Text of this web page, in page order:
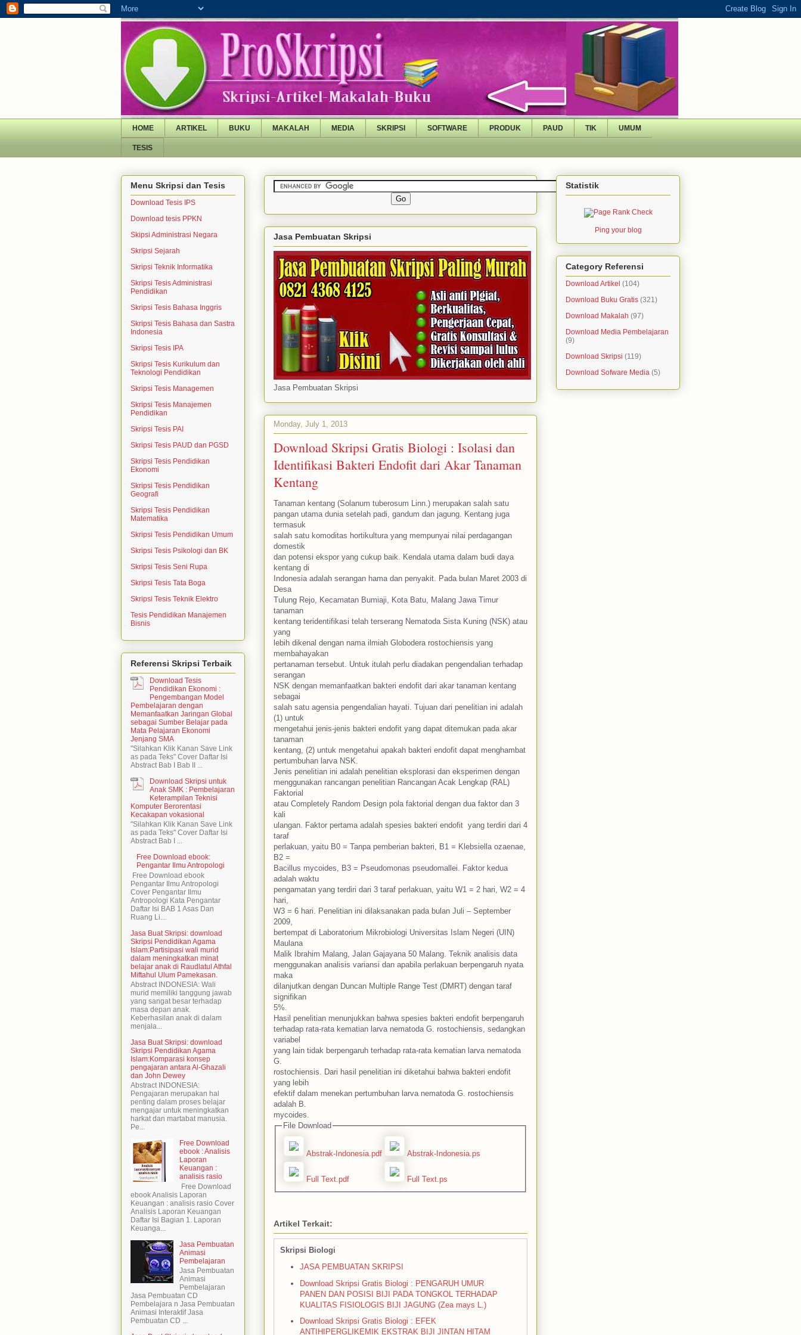
HOME ARTIKEL BUKU MAKALAH MEDIA SKRIPSI SOFTWARE PRODUK PAUD TIK UMUM
TESIS
Jasa Pembuatan Skripsi
Jasa Pembuatan Skripsi
Monday, July 1, 2013
Download Skripsi Gratis Biologi : Isolasi dan
Identifikasi Bakteri Endofit dari Akar Tanaman
Kentang
Tanaman kentang (Solanum tuberosum Linn.) merupakan salah satu
pangan utama dunia setelah padi, gandum dan jagung. Kentang juga
termasuk
salah satu komoditas hortikultura yang mempunyai nilai perdagangan
domestik
dan potensi ekspor yang cukup baik. Kendala utama dalam budi daya
kentang di
Indonesia adalah serangan hama dan penyakit. Pada bulan Maret 2003 di
Desa
Tulung Rejo, Kecamatan Bumiaji, Kota Batu, Malang Jawa Timur
tanaman
kentang teridentifikasi telah terserang Nematoda Sista Kuning (NSK) atau
yang
lebih dikenal dengan nama ilmiah Globodera rostochiensis yang
membahayakan
pertanaman tersebut. Untuk itulah perlu diadakan pengendalian terhadap
serangan
NSK dengan memanfaatkan bakteri endofit dari akar tanaman kentang
sebagai
salah satu agensia pengendalian hayati. Tujuan dari penelitian ini adalah
(1) untuk
mengetahui jenis-jenis bakteri endofit yang dapat ditemukan pada akar
tanaman
kentang, (2) untuk mengetahui apakah bakteri endofit dapat menghambat
pertumbuhan larva NSK.
Jenis penelitian ini adalah penelitian eksplorasi dan eksperimen dengan
menggunakan rancangan penelitian Rancangan Acak Lengkap (RAL)
Faktorial
atau Completely Random Design pola faktorial dengan dua faktor dan 3
kali
ulangan. Faktor pertama adalah spesies bakteri endofit yang terdiri dari 4
taraf
perlakuan, yaitu B0 = Tanpa pemberian bakteri, B1 = Klebsiella ozaenae,
B2 =
Bacillus mycoides, B3 = Pseudomonas pseudomallei. Faktor kedua
adalah waktu
pengamatan yang terdiri dari 3 taraf perlakuan, yaitu W1 = 2 hari, W2 = 4
hari,
W3 = 6 hari. Penelitian ini dilaksanakan pada bulan Juli – September
2009,
bertempat di Laboratorium Mikrobiologi Universitas Islam Negeri (UIN)
Maulana
Malik Ibrahim Malang, Jalan Gajayana 50 Malang. Teknik analisis data
menggunakan analisis variansi dan apabila perlakuan berpengaruh nyata
maka
dilanjutkan dengan Duncan Multiple Range Test (DMRT) dengan taraf
signifikan
5%.
Hasil penelitian menunjukkan bahwa spesies bakteri endofit berpengaruh
terhadap rata-rata kematian larva nematoda G. rostochiensis, sedangkan
variabel
yang lain tidak berpengaruh terhadap rata-rata kematian larva nematoda
G.
rostochiensis. Dari hasil penelitian ini diketahui bahwa bakteri endofit
yang lebih
efektif dalam menekan pertumbuhan larva nematoda G. rostochiensis
adalah B.
mycoides.
File Download
Abstrak-Indonesia.pdf Abstrak-Indonesia.ps
Full Text.pdf Full Text.ps
Artikel Terkait:
Skripsi Biologi
JASA PEMBUATAN SKRIPSI
Download Skripsi Gratis Biologi : PENGARUH UMUR
PANEN DAN POSISI BIJI PADA TONGKOL TERHADAP
KUALITAS FISIOLOGIS BIJI JAGUNG (Zea mays L.)
Download Skripsi Gratis Biologi : EFEK
ANTIHIPERGLIKEMIK EKSTRAK BIJI JINTAN HITAM
Menu Skripsi dan Tesis
Download Tesis IPS
Download tesis PPKN
Skipsi Administrasi Negara
Skripsi Sejarah
Skripsi Teknik Informatika
Skripsi Tesis Administrasi
Pendidikan
Skripsi Tesis Bahasa Inggris
Skripsi Tesis Bahasa dan Sastra
Indonesia
Skripsi Tesis IPA
Skripsi Tesis Kurikulum dan
Teknologi Pendidikan
Skripsi Tesis Managemen
Skripsi Tesis Manajemen
Pendidikan
Skripsi Tesis PAI
Skripsi Tesis PAUD dan PGSD
Skripsi Tesis Pendidikan
Ekonomi
Skripsi Tesis Pendidikan
Geografi
Skripsi Tesis Pendidikan
Matematika
Skripsi Tesis Pendidikan Umum
Skripsi Tesis Psikologi dan BK
Skripsi Tesis Seni Rupa
Skripsi Tesis Tata Boga
Skripsi Tesis Teknik Elektro
Tesis Pendidikan Manajemen
Bisnis
Referensi Skripsi Terbaik
Download Tesis
Pendidikan Ekonomi :
Pengembangan Model
Pembelajaran dengan
Memanfaatkan Jaringan Global
sebagai Sumber Belajar pada
Mata Pelajaran Ekonomi
Jenjang SMA
"Silahkan Klik Kanan Save Link
as pada Teks" Cover Daftar Isi
Abstract Bab I Bab II ...
Download Skripsi untuk
Anak SMK : Pembelajaran
Keterampilan Teknisi
Komputer Berorentasi
Kecakapan vokasional
"Silahkan Klik Kanan Save Link
as pada Teks" Cover Daftar Isi
Abstract Bab I ...
Free Download ebook:
Pengantar Ilmu Antropologi
Free Download ebook
Pengantar Ilmu Antropologi
Cover Pengantar Ilmu
Antropologi Kata Pengantar
Daftar Isi BAB 1 Asas Dan
Ruang Li...
Jasa Buat Skripsi: download
Skripsi Pendidikan Agama
Islam:Partisipasi wali murid
dalam meningkatkan minat
belajar anak di Raudlatul Athfal
Miftahul Ulum Pamekasan.
Abstract INDONESIA: Wali
murid memiliki tanggung jawab
yang sangat besar terhadap
masa depan anak.
Keberhasilan anak di dalam
menjala...
Jasa Buat Skripsi: download
Skripsi Pendidikan Agama
Islam:Komparasi konsep
pengajaran antara Al-Ghazali
dan John Dewey
Abstract INDONESIA:
Pengajaran merupakan hal
penting dalam proses belajar
mengajar untuk meningkatkan
harkat dan martabat manusia.
Pe...
Free Download
ebook : Analisis
Laporan
Keuangan :
analisis rasio
Free Download
ebook Analisis Laporan
Keuangan : analisis rasio Cover
Analisis Laporan Keuangan
Daftar Isi Bagian 1. Laporan
Keuanga...
Jasa Pembuatan
Animasi
Pembelajaran
Jasa Pembuatan
Animasi
Pembelajaran
Jasa Pembuatan CD
Pembelajara n Jasa Pembuatan
Animasi Interaktif Jasa
Pembuatan CD ...
Statistik
Ping your blog
Category Referensi
Download Artikel (104)
Download Buku Gratis (321)
Download Makalah (97)
Download Media Pembelajaran
(9)
Download Skripsi (119)
Download Sofware Media (5)